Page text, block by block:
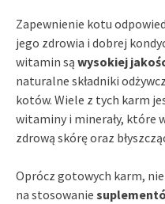
Zapewnienie kotu
jego zdrowia i dobrej
witamin są wysokiej
naturalne składniki
kotów. Wiele z tych karm
witaminy i minerały, które
zdrową skórę oraz
Oprócz gotowych karm,
na stosowanie